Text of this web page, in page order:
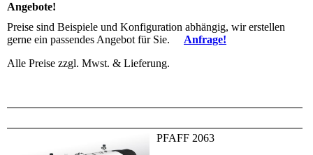
Angebote!
Preise sind Beispiele und Konfiguration abhängig, wir erstellen
gerne ein passendes Angebot für Sie. Anfrage!
Alle Preise zzgl. Mwst. & Lieferung.
PFAFF 2063